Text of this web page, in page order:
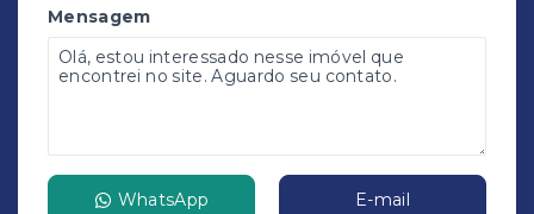
Mensagem
WhatsApp E-mail